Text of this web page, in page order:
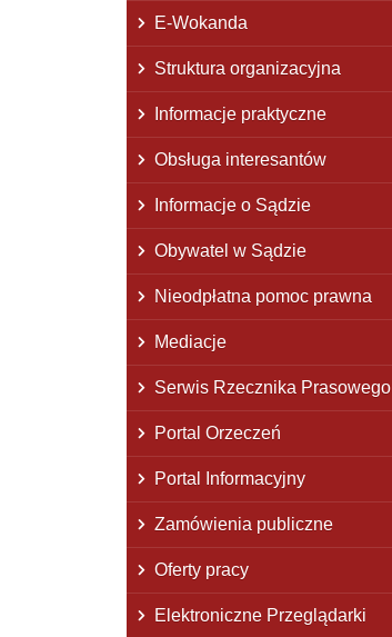
E-Wokanda
Struktura organizacyjna
Informacje praktyczne
Obsługa interesantów
Informacje o Sądzie
Obywatel w Sądzie
Nieodpłatna pomoc prawna
Mediacje
Serwis Rzecznika Prasowego
Portal Orzeczeń
Portal Informacyjny
Zamówienia publiczne
Oferty pracy
Elektroniczne Przeglądarki